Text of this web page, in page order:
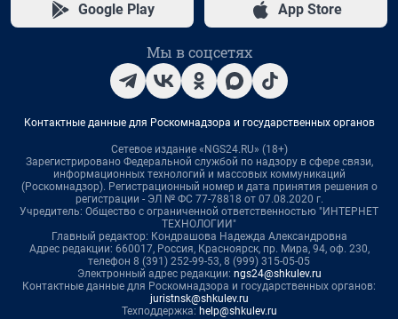
Google Play App Store
Мы в соцсетях
Контактные данные для Роскомнадзора и государственных органов
Сетевое издание «NGS24.RU» (18+)
Зарегистрировано Федеральной службой по надзору в сфере связи,
информационных технологий и массовых коммуникаций
(Роскомнадзор). Регистрационный номер и дата принятия решения о
регистрации - ЭЛ № ФС 77-78818 от 07.08.2020 г.
Учредитель: Общество с ограниченной ответственностью "ИНТЕРНЕТ
ТЕХНОЛОГИИ"
Главный редактор: Кондрашова Надежда Александровна
Адрес редакции: 660017, Россия, Красноярск, пр. Мира, 94, оф. 230,
телефон 8 (391) 252-99-53, 8 (999) 315-05-05
Электронный адрес редакции: ngs24@shkulev.ru
Контактные данные для Роскомнадзора и государственных органов:
juristnsk@shkulev.ru
Техподдержка: help@shkulev.ru